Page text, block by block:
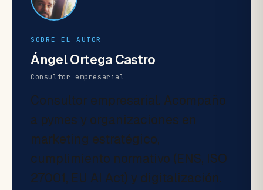
SOBRE EL AUTOR
Ángel Ortega Castro
Consultor empresarial
Consultor empresarial. Acompaño
a pymes y organizaciones en
marketing estratégico,
cumplimiento normativo (ENS, ISO
27001, EU AI Act) y digitalización.